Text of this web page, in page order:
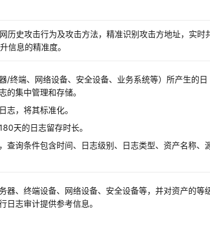
历史攻击行为及攻击方法，精准识别攻击方地址，实时
信息的精准度。
/终端、网络设备、安全设备、业务系统等）所产生的日
的集中管理和存储。
志，将其标准化。
天的日志留存时长。
查询条件包含时间、日志级别、日志类型、资产名称、
器、终端设备、网络设备、安全设备等，并对资产的等
日志审计提供参考信息。